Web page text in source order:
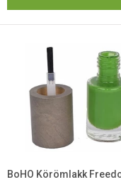
BoHO Körömlakk